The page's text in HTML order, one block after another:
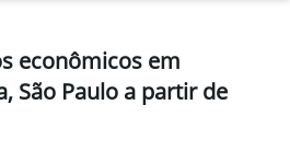
econômicos em
São Paulo a partir de